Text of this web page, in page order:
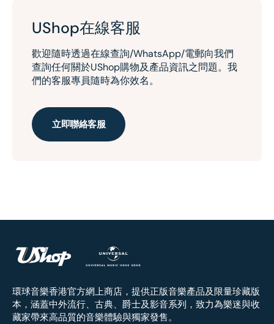
UShop在線客服
歡迎隨時透過在線查詢/WhatsApp/電郵向我們
查詢任何關於UShop購物及產品資訊之問題。我
們的客服專員隨時為你效名。
立即聯絡客服
環球音樂香港官方網上商店，提供正版音樂產品及限量珍藏版
本，涵蓋中外流行、古典、爵士及影音系列，致力為樂迷與收
藏家帶來高品質的音樂體驗與獨家發售。